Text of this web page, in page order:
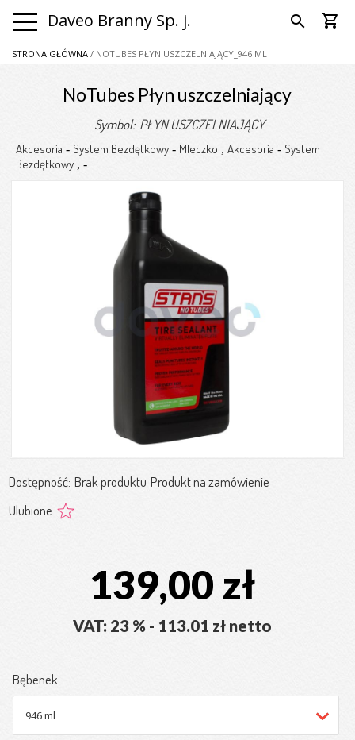
Daveo Branny Sp. j. search shopping_cart
STRONA GŁÓWNA / NOTUBES PŁYN USZCZELNIAJĄCY_946 ML
NoTubes Płyn uszczelniający
Symbol: PŁYN USZCZELNIAJĄCY
Akcesoria - System Bezdętkowy- Mleczko , Akcesoria - System
Bezdętkowy, -
Dostępność: Brak produktu Produkt na zamówienie
Ulubione
139,00 zł
VAT: 23 % - 113.01 zł netto
Bębenek